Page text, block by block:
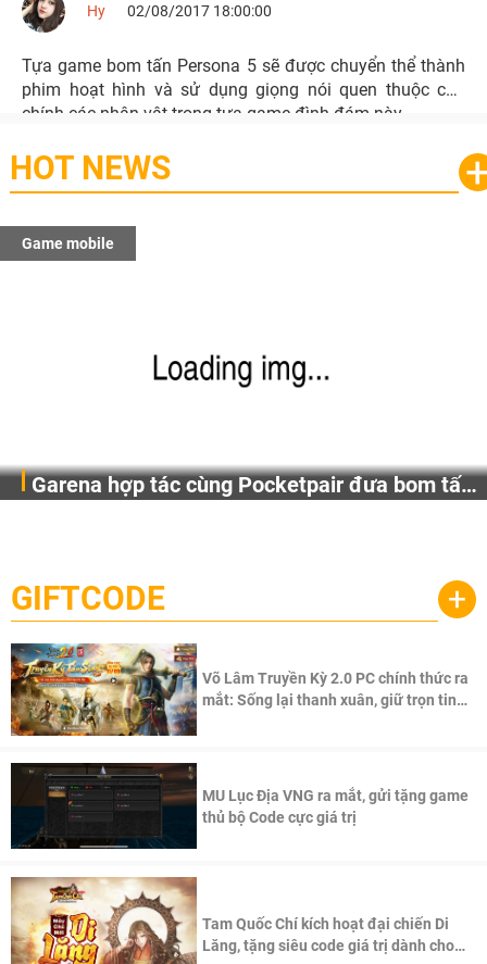
Hy 02/08/2017 18:00:00
Tựa game bom tấn Persona 5 sẽ được chuyển thể thành
phim hoạt hình và sử dụng giọng nói quen thuộc của
chính các nhân vật trong tựa game đình đám này.
HOT NEWS
Game mobile
Garena hợp tác cùng Pocketpair đưa bom tấn
cầu, theo giấy phép chính thức từ công ty game Nhật Bản
Pocketpair, Inc.
GIFTCODE +
Võ Lâm Truyền Kỳ 2.0 PC chính thức ra
mắt: Sống lại thanh xuân, giữ trọn tinh
MU Lục Địa VNG ra mắt, gửi tặng game
thủ bộ Code cực giá trị
Tam Quốc Chí kích hoạt đại chiến Di
Lăng, tặng siêu code giá trị dành cho